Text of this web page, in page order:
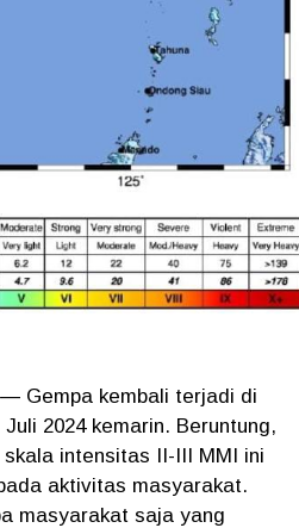
Gempa kembali terjadi di
2024 kemarin. Beruntung,
intensitas II-III MMI ini
aktivitas masyarakat.
masyarakat saja yang